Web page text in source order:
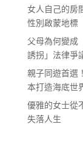
女人自己的房
性別啟蒙地標
父母為何變成
誘拐」法律爭
親子同遊首選
本打造海底世
優雅的女士從
失落人生